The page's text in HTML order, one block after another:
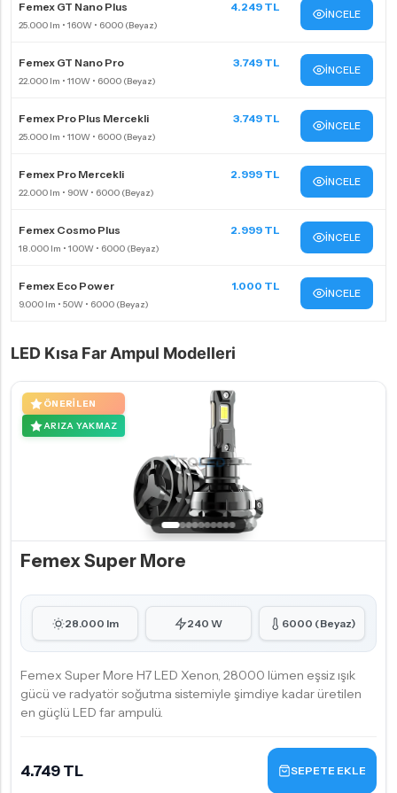
Femex GT Nano Plus 4.249 TL
İNCELE
Femex GT Nano Pro 3.749 TL
İNCELE
Femex Pro Plus Mercekli 3.749 TL
İNCELE
Femex Pro Mercekli 2.999 TL
İNCELE
Femex Cosmo Plus 2.999 TL
İNCELE
Femex Eco Power 1.000 TL
İNCELE
LED Kısa Far Ampul Modelleri
ÖNERILEN
ARIZA YAKMAZ
Femex Super More
28.000 lm 240 W 6000 (Beyaz)
Femex Super More H7 LED Xenon, 28000 lümen eşsiz ışık
gücü ve radyatör soğutma sistemiyle şimdiye kadar üretilen
en güçlü LED far ampulü.
4.749 TL SEPETE EKLE